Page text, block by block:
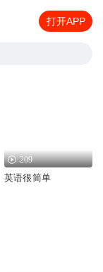
打开APP
209
英语很简单